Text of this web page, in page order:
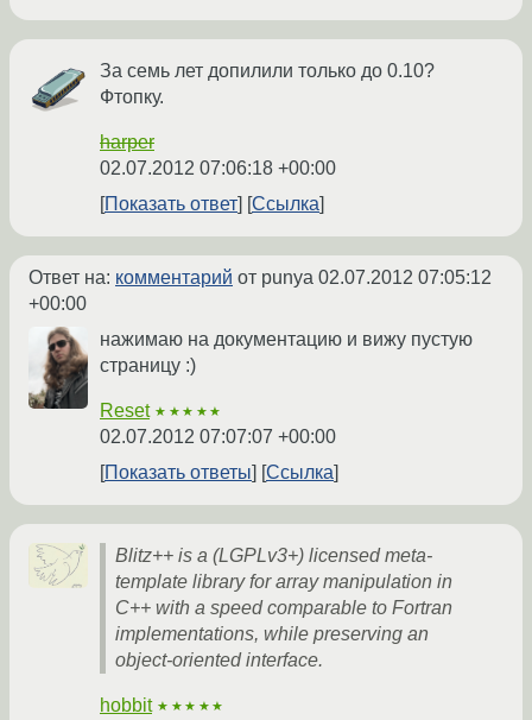
За семь лет допилили только до 0.10?
Фтопку.
harper
02.07.2012 07:06:18 +00:00
Показать ответ
Ссылка
Ответ на: комментарий от punya 02.07.2012 07:05:12
+00:00
нажимаю на документацию и вижу пустую
страницу :)
Reset ★★★★★
02.07.2012 07:07:07 +00:00
Показать ответы
Ссылка
Blitz++ is a (LGPLv3+) licensed meta-
template library for array manipulation in
C++ with a speed comparable to Fortran
implementations, while preserving an
object-oriented interface.
hobbit ★★★★★